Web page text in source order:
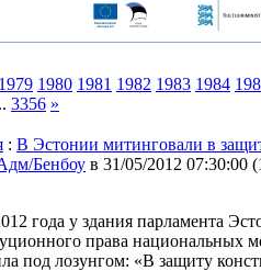
1979 1980 1981 1982 1983 1984
3356 »
: В Эстонии митинговали в
Бенбоу в 31/05/2012 07:30:00 (
года у здания парламента
права национальных
под лозунгом: «В защиту